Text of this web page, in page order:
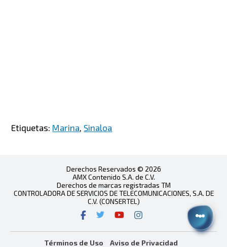
Etiquetas: Marina Sinaloa
Derechos Reservados © 2026
AMX Contenido S.A. de C.V.
Derechos de marcas registradas TM
CONTROLADORA DE SERVICIOS DE TELECOMUNICACIONES, S.A. DE
C.V. (CONSERTEL)
Términos de Uso Aviso de Privacidad